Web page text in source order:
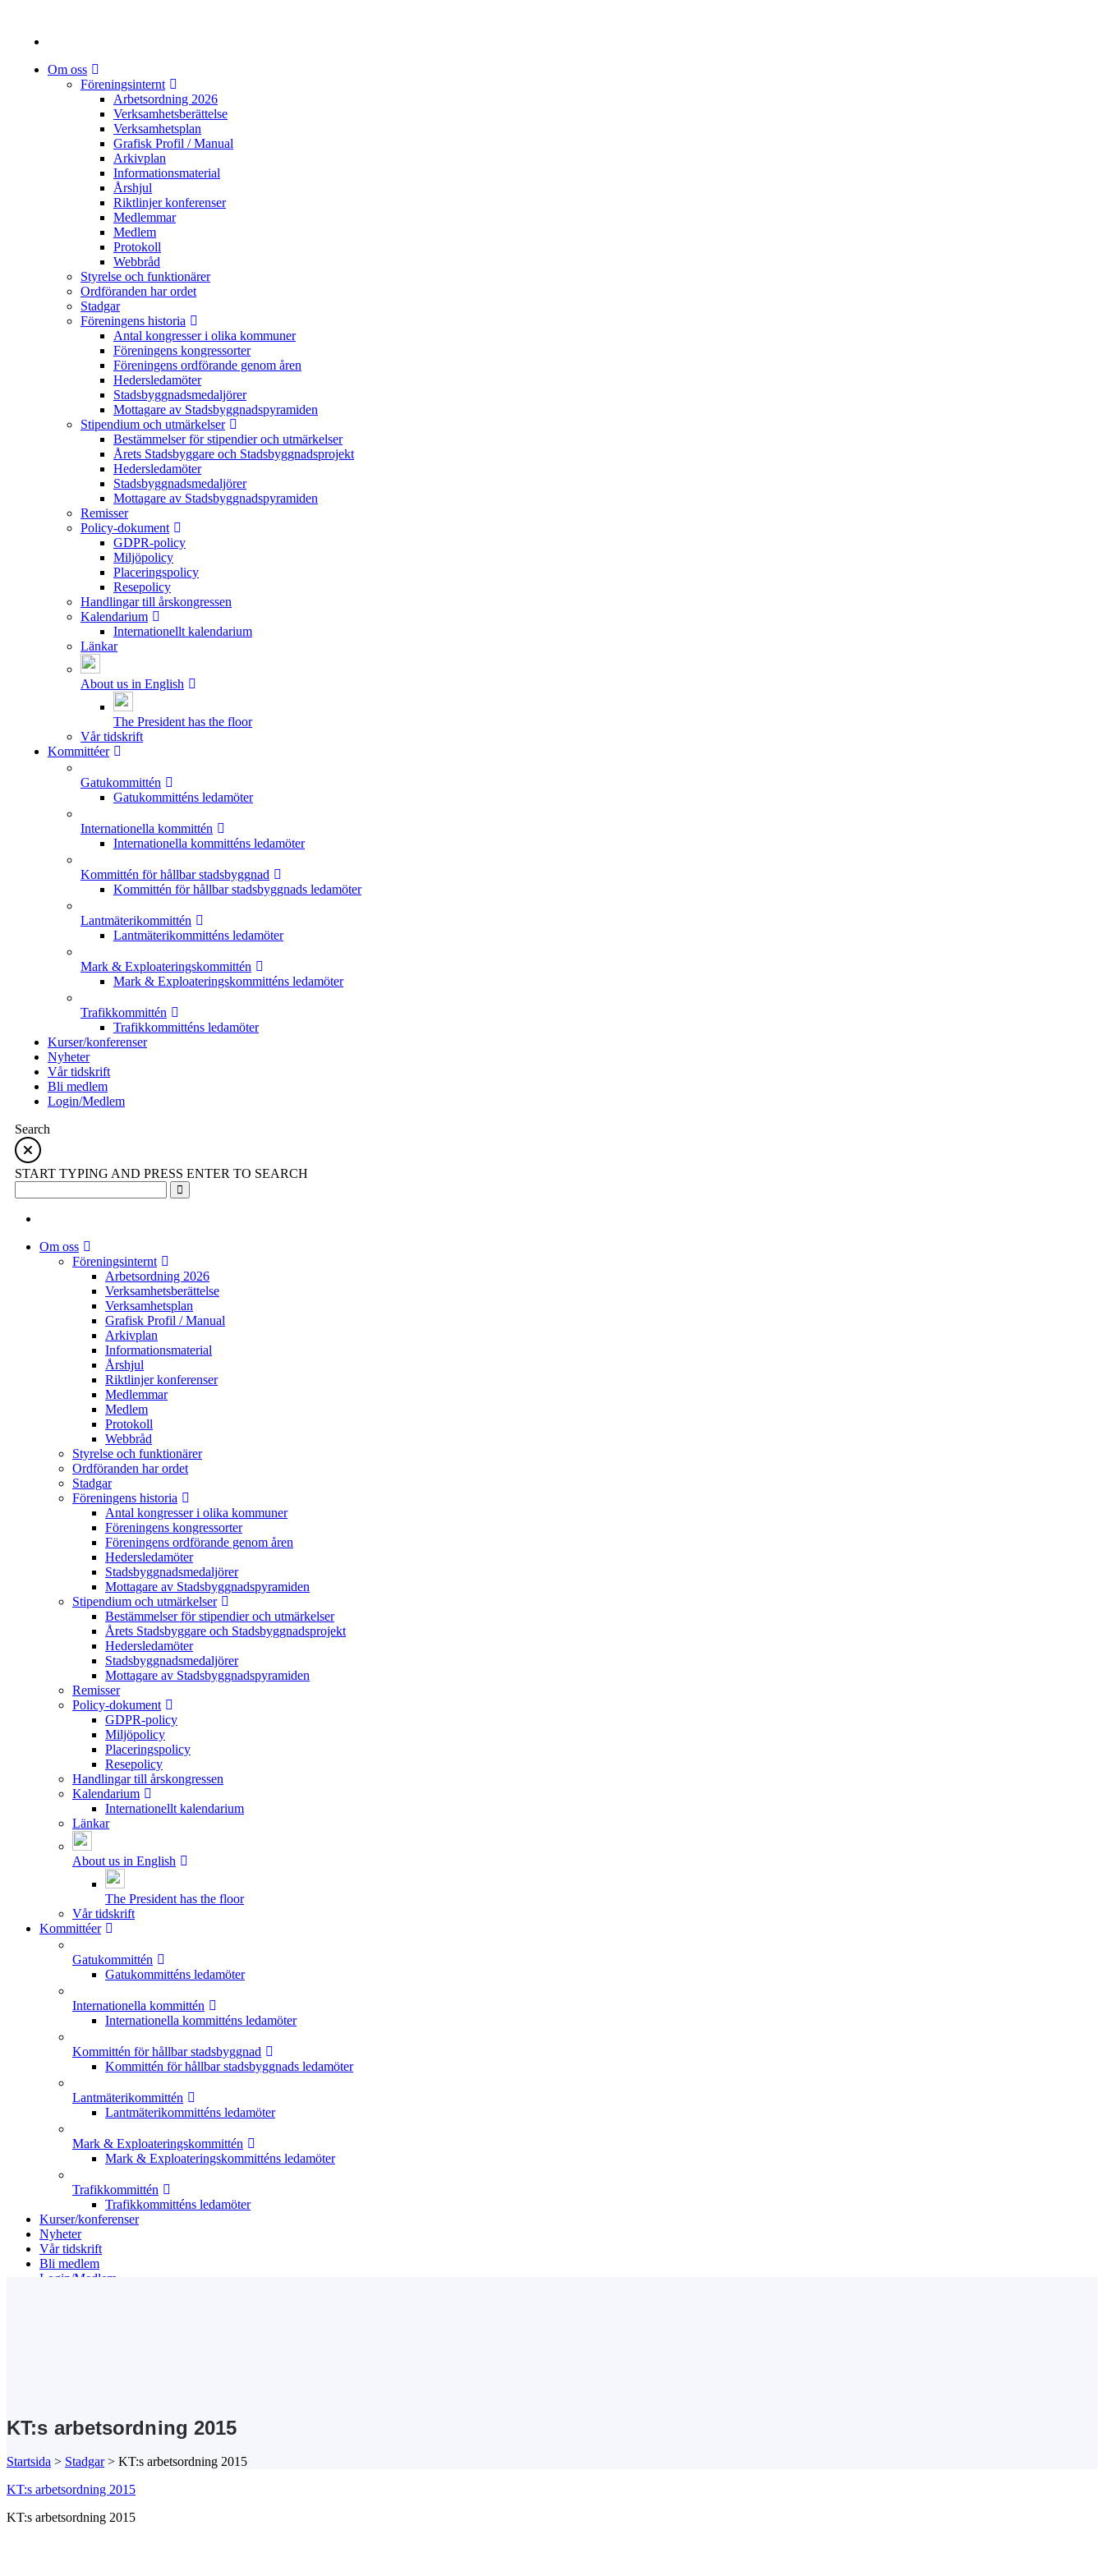
Om oss
Föreningsinternt
Arbetsordning 2026
Verksamhetsberättelse
Verksamhetsplan
Grafisk Profil / Manual
Arkivplan
Informationsmaterial
Årshjul
Riktlinjer konferenser
Medlemmar
Medlem
Protokoll
Webbråd
Styrelse och funktionärer
Ordföranden har ordet
Stadgar
Föreningens historia
Antal kongresser i olika kommuner
Föreningens kongressorter
Föreningens ordförande genom åren
Hedersledamöter
Stadsbyggnadsmedaljörer
Mottagare av Stadsbyggnadspyramiden
Stipendium och utmärkelser
Bestämmelser för stipendier och utmärkelser
Årets Stadsbyggare och Stadsbyggnadsprojekt
Hedersledamöter
Stadsbyggnadsmedaljörer
Mottagare av Stadsbyggnadspyramiden
Remisser
Policy-dokument
GDPR-policy
Miljöpolicy
Placeringspolicy
Resepolicy
Handlingar till årskongressen
Kalendarium
Internationellt kalendarium
Länkar
About us in English
The President has the floor
Vår tidskrift
Kommittéer
Gatukommittén
Gatukommitténs ledamöter
Internationella kommittén
Internationella kommitténs ledamöter
Kommittén för hållbar stadsbyggnad
Kommittén för hållbar stadsbyggnads ledamöter
Lantmäterikommittén
Lantmäterikommitténs ledamöter
Mark & Exploateringskommittén
Mark & Exploateringskommitténs ledamöter
Trafikkommittén
Trafikkommitténs ledamöter
Kurser/konferenser
Nyheter
Vår tidskrift
Bli medlem
Login/Medlem
Search
START TYPING AND PRESS ENTER TO SEARCH
Om oss
Föreningsinternt
Arbetsordning 2026
Verksamhetsberättelse
Verksamhetsplan
Grafisk Profil / Manual
Arkivplan
Informationsmaterial
Årshjul
Riktlinjer konferenser
Medlemmar
Medlem
Protokoll
Webbråd
Styrelse och funktionärer
Ordföranden har ordet
Stadgar
Föreningens historia
Antal kongresser i olika kommuner
Föreningens kongressorter
Föreningens ordförande genom åren
Hedersledamöter
Stadsbyggnadsmedaljörer
Mottagare av Stadsbyggnadspyramiden
Stipendium och utmärkelser
Bestämmelser för stipendier och utmärkelser
Årets Stadsbyggare och Stadsbyggnadsprojekt
Hedersledamöter
Stadsbyggnadsmedaljörer
Mottagare av Stadsbyggnadspyramiden
Remisser
Policy-dokument
GDPR-policy
Miljöpolicy
Placeringspolicy
Resepolicy
Handlingar till årskongressen
Kalendarium
Internationellt kalendarium
Länkar
About us in English
The President has the floor
Vår tidskrift
Kommittéer
Gatukommittén
Gatukommitténs ledamöter
Internationella kommittén
Internationella kommitténs ledamöter
Kommittén för hållbar stadsbyggnad
Kommittén för hållbar stadsbyggnads ledamöter
Lantmäterikommittén
Lantmäterikommitténs ledamöter
Mark & Exploateringskommittén
Mark & Exploateringskommitténs ledamöter
Trafikkommittén
Trafikkommitténs ledamöter
Kurser/konferenser
Nyheter
Vår tidskrift
Bli medlem
Login/Medlem
KT:s arbetsordning 2015
Startsida > Stadgar> KT:s arbetsordning 2015
KT:s arbetsordning 2015
KT:s arbetsordning 2015